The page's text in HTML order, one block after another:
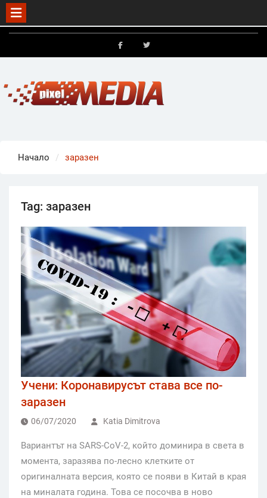
Skip
Начало заразен
Tag: заразен
Учени: Коронавирусът става все по-
заразен
06/07/2020 Katia Dimitrova
Вариантът на SARS-CoV-2, който доминира в света в
момента, заразява по-лесно клетките от
оригиналната версия, която се появи в Китай в края
на миналата година. Това се посочва в ново